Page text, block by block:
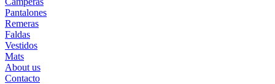
Pantalones
Remeras
Faldas
Vestidos
Mats
About us
Contacto